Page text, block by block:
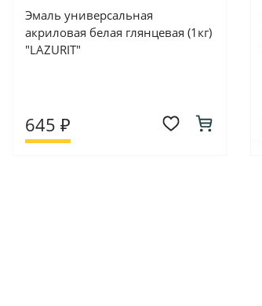
Эмаль универсальная
акриловая белая глянцевая (1кг)
"LAZURIT"
645 ₽